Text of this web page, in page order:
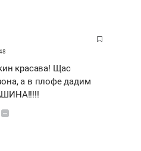
красава! Щас
а в плофе дадим